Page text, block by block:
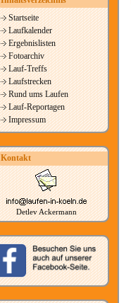
Startseite
Laufkalender
Ergebnislisten
Fotoarchiv
Lauf-Treffs
Laufstrecken
Rund ums Laufen
Lauf-Reportagen
Impressum
Kontakt
Detlev Ackermann